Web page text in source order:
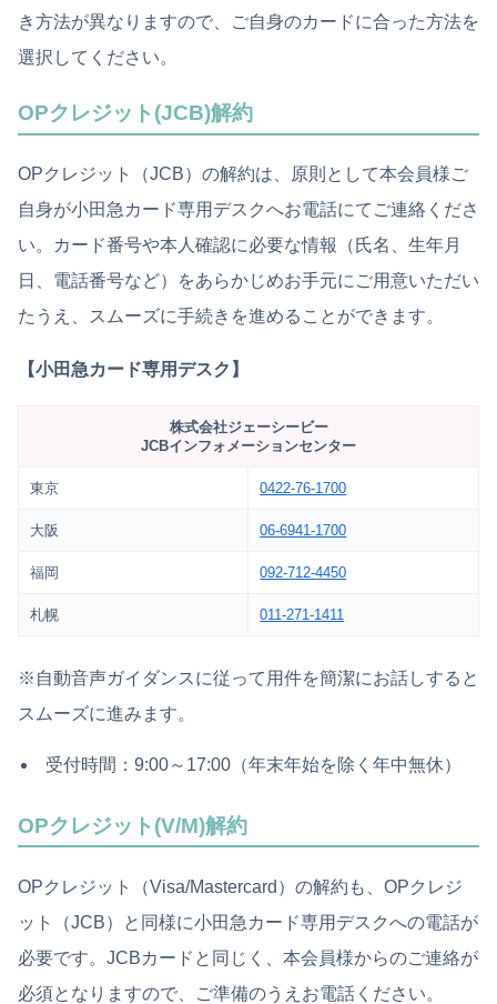
き方法が異なりますので、ご自身のカードに合った方法を
選択してください。
OPクレジット(JCB)解約
OPクレジット（JCB）の解約は、原則として本会員様ご
自身が小田急カード専用デスクへお電話にてご連絡くださ
い。カード番号や本人確認に必要な情報（氏名、生年月
日、電話番号など）をあらかじめお手元にご用意いただい
たうえ、スムーズに手続きを進めることができます。
【小田急カード専用デスク】
株式会社ジェーシービー
JCBインフォメーションセンター
東京 0422-76-1700
大阪 06-6941-1700
福岡 092-712-4450
札幌 011-271-1411
※自動音声ガイダンスに従って用件を簡潔にお話しすると
スムーズに進みます。
受付時間：9:00～17:00（年末年始を除く年中無休）
OPクレジット(V/M)解約
OPクレジット（Visa/Mastercard）の解約も、OPクレジ
ット（JCB）と同様に小田急カード専用デスクへの電話が
必要です。JCBカードと同じく、本会員様からのご連絡が
必須となりますので、ご準備のうえお電話ください。